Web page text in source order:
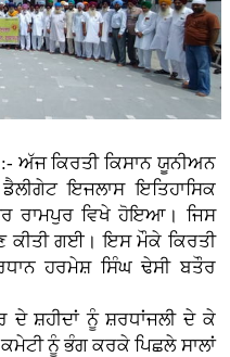
ਅੱਜ ਕਿਰਤੀ ਕਿਸਾਨ ਯੂਨੀਅਨ
ਇਜਲਾਸ ਇਤਿਹਾਸਿਕ
ਰਾਮਪੁਰ ਵਿਖੇ ਹੋਇਆ। ਜਿਸ
ਕੀਤੀ ਗਈ। ਇਸ ਮੌਕੇ ਕਿਰਤੀ
ਹਰਮੇਸ਼ ਸਿੰਘ ਢੇਸੀ ਬਤੌਰ
ਦੇ ਸ਼ਹੀਦਾਂ ਨੂੰ ਸ਼ਰਧਾਂਜਲੀ ਦੇ ਕੇ
ਨੂੰ ਭੰਗ ਕਰਕੇ ਪਿਛਲੇ ਸਾਲਾਂ